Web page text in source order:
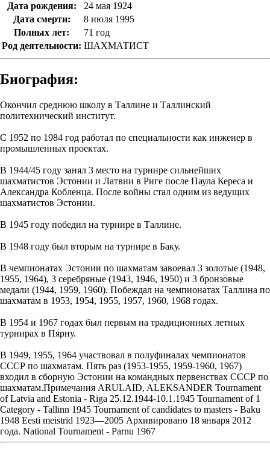
Дата рождения:
24 мая 1924
Дата смерти:
8 июля 1995
Полных лет:
71 год
Род деятельности: ШАХМАТИСТ
Биография:
Окончил среднюю школу в Таллине и Таллинский
политехнический институт.
С 1952 по 1984 год работал по специальности как инженер в
промышленных проектах.
В 1944/45 году занял 3 место на турнире сильнейших
шахматистов Эстонии и Латвии в Риге после Паула Кереса и
Александра Кобленца. После войны стал одним из ведущих
шахматистов Эстонии.
В 1945 году победил на турнире в Таллине.
В 1948 году был вторым на турнире в Баку.
В чемпионатах Эстонии по шахматам завоевал 3 золотые (1948,
1955, 1964), 3 серебряные (1943, 1946, 1950) и 3 бронзовые
медали (1944, 1959, 1960). Побеждал на чемпионатах Таллина по
шахматам в 1953, 1954, 1955, 1957, 1960, 1968 годах.
В 1954 и 1967 годах был первым на традиционных летных
турнирах в Пярну.
В 1949, 1955, 1964 участвовал в полуфиналах чемпионатов
СССР по шахматам. Пять раз (1953-1955, 1959-1960, 1967)
входил в сборную Эстонии на командных первенствах СССР по
шахматам.Примечания ARULAID, ALEKSANDER Tournament
of Latvia and Estonia - Riga 25.12.1944-10.1.1945 Tournament of 1
Category - Tallinn 1945 Tournament of candidates to masters - Baku
1948 Eesti meistrid 1923—2005 Архивировано 18 января 2012
года. National Tournament - Parnu 1967